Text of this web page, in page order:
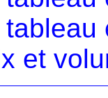
tableau
et